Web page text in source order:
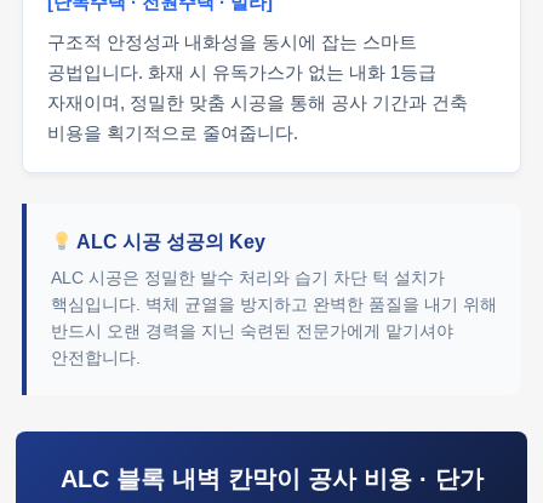
구조적 안정성과 내화성을 동시에 잡는 스마트
공법입니다. 화재 시 유독가스가 없는 내화 1등급
자재이며, 정밀한 맞춤 시공을 통해 공사 기간과 건축
비용을 획기적으로 줄여줍니다.
ALC 시공 성공의 Key
ALC 시공은 정밀한 발수 처리와 습기 차단 턱 설치가
핵심입니다. 벽체 균열을 방지하고 완벽한 품질을 내기 위해
반드시 오랜 경력을 지닌 숙련된 전문가에게 맡기셔야
안전합니다.
ALC 블록 내벽 칸막이 공사 비용 · 단가